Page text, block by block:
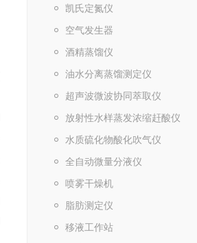
凯氏定氮仪
空气发生器
酒精蒸馏仪
油水分离蒸馏测定仪
超声波微波协同萃取仪
放射性水样蒸发浓缩赶酸仪
水质硫化物酸化吹气仪
全自动微量分液仪
喷雾干燥机
脂肪测定仪
移液工作站